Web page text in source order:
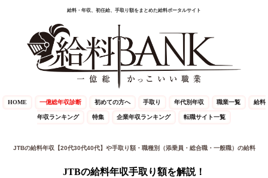
給料・年収、初任給、手取り額をまとめた給料ポータルサイト
HOME 一億総年収診断 初めての方へ 手取り 年代別年収 職業一覧 給料
年収ランキング 特集 企業年収ランキング 転職サイト一覧
JTBの給料年収【20代30代40代】や手取り額・職種別（添乗員・総合職・一般職）の給料
JTBの給料年収手取り額を解説！